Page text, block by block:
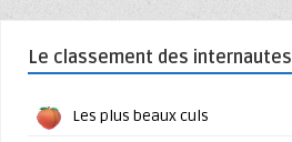
Le classement des internautes
Les plus beaux culs